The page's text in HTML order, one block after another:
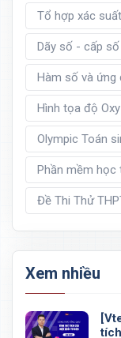
Tổ hợp xác suất
Dãy số - cấp
Hàm số và ứng
Hình tọa độ
Olympic Toán
Phần mềm học
Đề Thi Thử
Xem nhiều